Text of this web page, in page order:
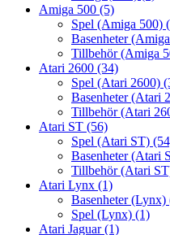
Amiga 500 (5)
Spel (Amiga 500)
Basenheter
Tillbehör (Amiga
Atari 2600 (34)
Spel (Atari 2600)
Basenheter (Atari
Tillbehör (Atari
Atari ST (56)
Spel (Atari ST)
Basenheter (Atari
Tillbehör (Atari
Atari Lynx (1)
Basenheter (Lynx)
Spel (Lynx) (1)
Atari Jaguar(1)